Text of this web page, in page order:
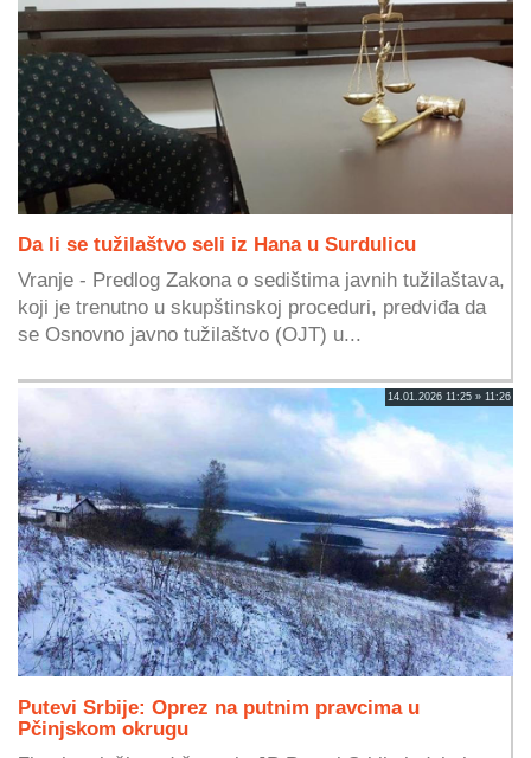
Da li se tužilaštvo seli iz Hana u Surdulicu
Vranje - Predlog Zakona o sedištima javnih tužilaštava,
koji je trenutno u skupštinskoj proceduri, predviđa da
se Osnovno javno tužilaštvo (OJT) u...
14.01.2026 11:25 » 11:26
Putevi Srbije: Oprez na putnim pravcima u
Pčinjskom okrugu